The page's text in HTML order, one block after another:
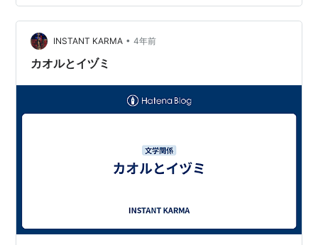
部に所属。１年の時、詩集「海」に「森は暗い」、
「暁」、「少年のいたところ」、「しのび寄る時間」の
詩作品を発表。「海」26号に小説「分裂」を発表。
1968年（昭和43年）18～19歳 高校卒業後、伊東市役所
INSTANT KARMA • 4年前
カオルとイヅミ